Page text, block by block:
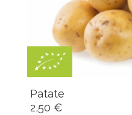
Patate
2,50 €